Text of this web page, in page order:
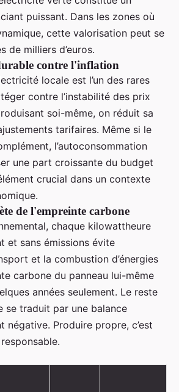
puissant. Dans les zones où
cette valorisation peut se
de milliers d’euros.
contre l'inflation
locale est l’un des rares
contre l’instabilité des prix
soi-même, on réduit sa
tarifaires. Même si le
l’autoconsommation
une part croissante du budget
crucial dans un contexte
de l'empreinte carbone
chaque kilowattheure
et sans émissions évite
et la combustion d’énergies
carbone du panneau lui-même
années seulement. Le reste
se traduit par une balance
négative. Produire propre, c’est